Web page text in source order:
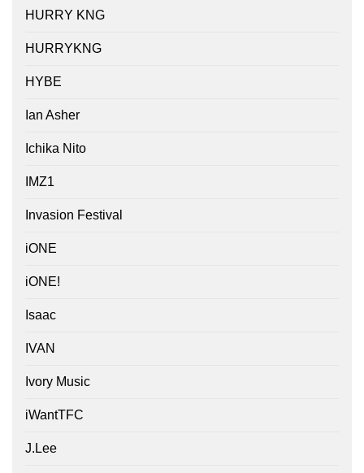
HURRY KNG
HURRYKNG
HYBE
Ian Asher
Ichika Nito
IMZ1
Invasion Festival
iONE
iONE!
Isaac
IVAN
Ivory Music
iWantTFC
J.Lee